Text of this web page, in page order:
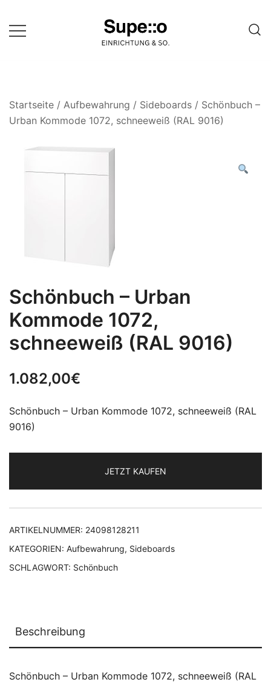
zum
Inhalt
einer Website
Startseite / Aufbewahrung / Sideboards / Schönbuch –
Urban Kommode 1072, schneeweiß (RAL 9016)
Schönbuch – Urban
Kommode 1072,
schneeweiß (RAL 9016)
1.082,00€
Schönbuch – Urban Kommode 1072, schneeweiß (RAL
9016)
JETZT KAUFEN
ARTIKELNUMMER: 24098128211
KATEGORIEN: Aufbewahrung, Sideboards
SCHLAGWORT: Schönbuch
Beschreibung
Schönbuch – Urban Kommode 1072, schneeweiß (RAL